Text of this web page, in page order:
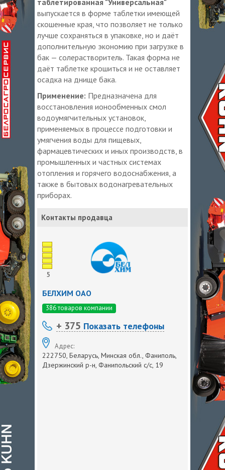
выпускается в форме таблетки имеющей
скошенные края, что позволяет не только
лучше сохраняться в упаковке, но и даёт
дополнительную экономию при загрузке в
бак — солерастворитель. Такая форма не
даёт таблетке крошиться и не оставляет
осадка на днище бака.
Применение: Предназначена для
восстановления ионообменных смол
водоумягчительных установок,
применяемых в процессе подготовки и
умягчения воды для пищевых,
фармацевтических и иных производств, в
промышленных и частных системах
отопления и горячего водоснабжения, а
также в бытовых водонагревательных
приборах.
Контакты продавца
5
БЕЛХИМ ОАО
386 товаров компании
+ 375 Показать телефоны
Адрес:
222750, Беларусь, Минская обл., Фаниполь,
Дзержинский р-н, Фанипольский с/с, 19